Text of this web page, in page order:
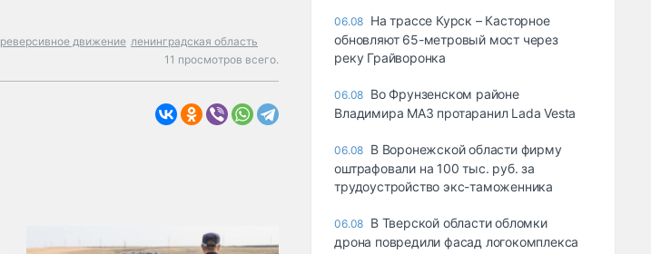
реверсивное движение ленинградская область
11 просмотров всего.
06.08 На трассе Курск – Касторное
обновляют 65-метровый мост через
реку Грайворонка
06.08 Во Фрунзенском районе
Владимира МАЗ протаранил Lada Vesta
06.08 В Воронежской области фирму
оштрафовали на 100 тыс. руб. за
трудоустройство экс-таможенника
06.08 В Тверской области обломки
дрона повредили фасад логокомплекса